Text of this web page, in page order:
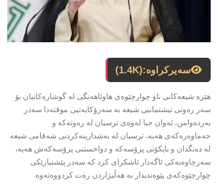
سەیرکراوە:(1.4K)
هێزە شیعەكانی ناو چوارچێوەی هاوئاهەنگی لە گوشارەكانیان بۆ
سەر رەوتی نیشتمانیی شیعە بە سەرۆكایەتیی موقتەدا سەدر
بەردەوامن، ئەوان جیا لەوەی ترسیان لە رەوتەكە و
جەماوەرەكەی هەیە، ترسیان لە بەشدارینەكردنی شەقامی شیعە
لە دەنگدان و بایكۆتی پرۆسەكە و دواخستنی پرۆسەكەش هەیە،
سەرچاوەیەكی ئاگەدار ئاشكرای كرد كە سەدر پێشنیازێكی
چوارچێوەكەی پێوەندیدار بە هەڵبژاردن رەت كردووەتەوە.